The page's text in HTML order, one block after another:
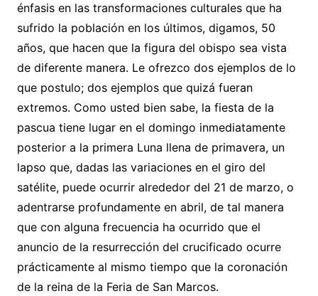
énfasis en las transformaciones culturales que ha
sufrido la población en los últimos, digamos, 50
años, que hacen que la figura del obispo sea vista
de diferente manera. Le ofrezco dos ejemplos de lo
que postulo; dos ejemplos que quizá fueran
extremos. Como usted bien sabe, la fiesta de la
pascua tiene lugar en el domingo inmediatamente
posterior a la primera Luna llena de primavera, un
lapso que, dadas las variaciones en el giro del
satélite, puede ocurrir alrededor del 21 de marzo, o
adentrarse profundamente en abril, de tal manera
que con alguna frecuencia ha ocurrido que el
anuncio de la resurrección del crucificado ocurre
prácticamente al mismo tiempo que la coronación
de la reina de la Feria de San Marcos.